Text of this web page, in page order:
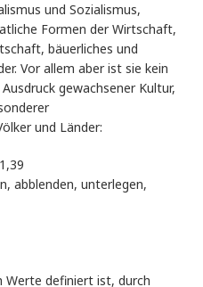
und Sozialismus,
Formen der Wirtschaft,
bäuerliches und
Vor allem aber ist sie kein
gewachsener Kultur,
und Länder:
abblenden, unterlegen,
Werte definiert ist, durch